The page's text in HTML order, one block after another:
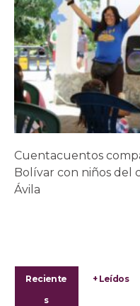
Cuentacuentos
Bolívar con niños del
Ávila
Reciente
s
+ Leídos